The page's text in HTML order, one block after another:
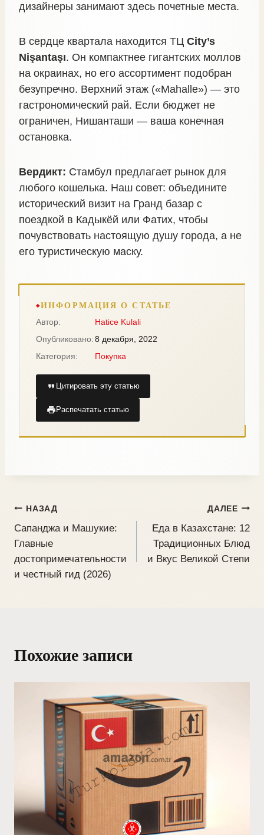
дизайнеры занимают здесь почетные места.
В сердце квартала находится ТЦ City’s
Nişantaşı. Он компактнее гигантских моллов
на окраинах, но его ассортимент подобран
безупречно. Верхний этаж («Mahalle») — это
гастрономический рай. Если бюджет не
ограничен, Нишанташи — ваша конечная
остановка.
Вердикт: Стамбул предлагает рынок для
любого кошелька. Наш совет: объедините
исторический визит на Гранд базар с
поездкой в Кадыкёй или Фатих, чтобы
почувствовать настоящую душу города, а не
его туристическую маску.
ИНФОРМАЦИЯ О СТАТЬЕ
Автор:
Hatice Kulali
Опубликовано:8 декабря, 2022
Категория:
Покупка
Цитировать эту статью
Распечатать статью
НАЗАД
Сапанджа и Машукие:
Главные
достопримечательности
и честный гид (2026)
ДАЛЕЕ
Еда в Казахстане: 12
Традиционных Блюд
и Вкус Великой Степи
Похожие записи